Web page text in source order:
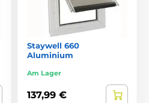
Staywell 660
Aluminium
Am Lager
137,99 €